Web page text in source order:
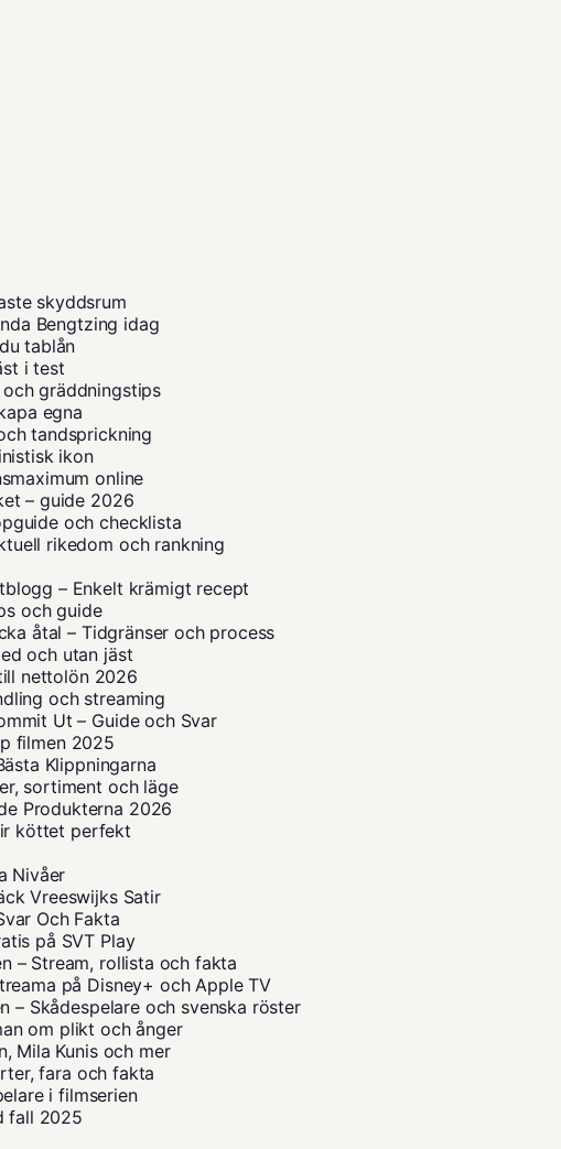
skyddsrum
Bengtzing idag
tablån
i test
gräddningstips
egna
tandsprickning
ikon
online
– guide 2026
och checklista
rikedom och rankning
– Enkelt krämigt recept
och guide
åtal – Tidgränser och process
och utan jäst
nettolön 2026
och streaming
Ut – Guide och Svar
filmen 2025
Klippningarna
sortiment och läge
Produkterna 2026
köttet perfekt
Nivåer
Vreeswijks Satir
Och Fakta
på SVT Play
– Stream, rollista och fakta
på Disney+ och Apple TV
– Skådespelare och svenska röster
om plikt och ånger
Mila Kunis och mer
fara och fakta
i filmserien
fall 2025